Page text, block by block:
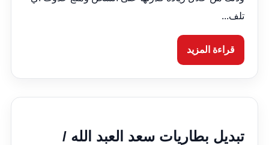
تلف...
قراءة المزيد
تبديل بطاريات سعد العبد الله /